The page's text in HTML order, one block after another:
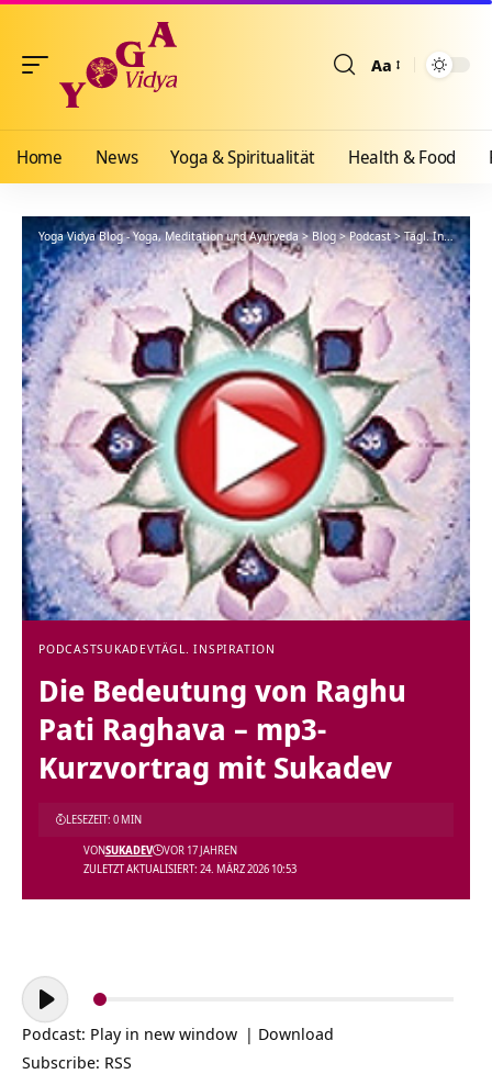
Aa
Home News Yoga & Spiritualität Health & Food
Yoga Vidya Blog - Yoga, Meditation und Ayurveda>Blog>Podcast>Tägl. Inspiration
PODCASTSUKADEVTÄGL. INSPIRATION
Die Bedeutung von Raghu
Pati Raghava – mp3-
Kurzvortrag mit Sukadev
ZULETZT AKTUALISIERT: 24. MÄRZ 2026 10:53
VONSUKADEV VOR 17 JAHREN
LESEZEIT: 0 MIN
Audio-
Player
Podcast: Play in new window | Download
Subscribe: RSS